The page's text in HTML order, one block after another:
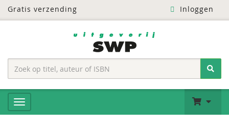
Gratis verzending Inloggen